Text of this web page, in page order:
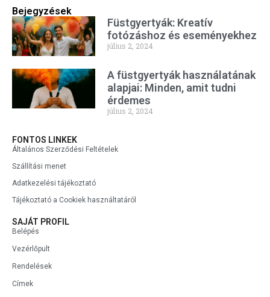
Bejegyzések
Füstgyertyák: Kreatív
fotózáshoz és eseményekhez
július 2, 2024
A füstgyertyák használatának
alapjai: Minden, amit tudni
érdemes
július 2, 2024
FONTOS LINKEK
Általános Szerződési Feltételek
Szállítási menet
Adatkezelési tájékoztató
Tájékoztató a Cookiek használtatáról
SAJÁT PROFIL
Belépés
Vezérlőpult
Rendelések
Címek